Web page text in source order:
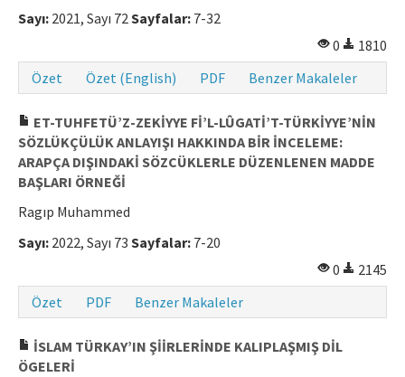
Sayı: 2021, Sayı 72Sayfalar: 7-32
0
1810
Özet
Özet (English) PDF Benzer Makaleler
ET-TUHFETÜ’Z-ZEKİYYE Fİ’L-LÛGATİ’T-TÜRKİYYE’NİN
SÖZLÜKÇÜLÜK ANLAYIŞI HAKKINDA BİR İNCELEME:
ARAPÇA DIŞINDAKİ SÖZCÜKLERLE DÜZENLENEN MADDE
BAŞLARI ÖRNEĞİ
Ragıp Muhammed
Sayı: 2022, Sayı 73 Sayfalar: 7-20
0
2145
Özet
PDF Benzer Makaleler
İSLAM TÜRKAY’IN ŞİİRLERİNDE KALIPLAŞMIŞ DİL
ÖGELERİ